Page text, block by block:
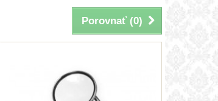
Porovnať (0)